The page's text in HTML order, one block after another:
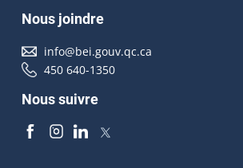
Nous joindre
info@bei.gouv.qc.ca
450 640-1350
Nous suivre